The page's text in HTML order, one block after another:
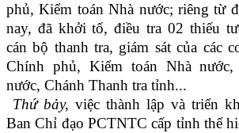
phủ, Kiểm toán Nhà nước; riêng từ
nay, đã khởi tố, điều tra 02 thiếu
cán bộ thanh tra, giám sát của các
Chính phủ, Kiểm toán Nhà
nước, Chánh Thanh tra tỉnh...
Thứ bảy, việc thành lập và triển
Ban Chỉ đạo PCTNTC cấp tỉnh thể